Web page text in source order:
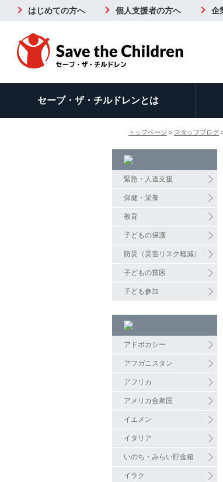
はじめての方へ 個人支援者の方へ 企
セーブ・ザ・チルドレンとは
トップページ > スタッフブログ
緊急・人道支援
保健・栄養
教育
子どもの保護
防災（災害リスク軽減）
子どもの貧困
子ども参加
アドボカシー
アフガニスタン
アフリカ
アメリカ合衆国
イエメン
イタリア
いのち・みらい貯金箱
イラク